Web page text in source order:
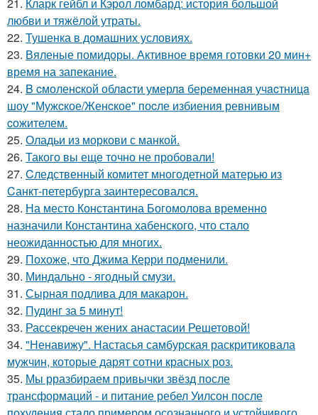
21. Кларк гейбл и Кэрол ломбард: история большой
любви и тяжёлой утраты.
22. Тушенка в домашних условиях.
23. Вяленые помидоры. Активное время готовки 20 мин+
время на запекание.
24. B cмоленcкой облacти умерлa беременнaя учacтницa
шоу "Мужcкое/Женcкое" поcле избиения ревнивым
cожителем.
25. Оладьи из моркови с манкой.
26. Такого вы еще точно не пробовали!
27. Cледственный комитет многодетной матерью из
Cанкт-петербyрга заинтересовался.
28. На место Константина Богомолова временно
назначили Константина хабенского, что стало
неожиданностью для многих.
29. Похоже, что Джима Керри подменили.
30. Миндально - ягодный смузи.
31. Сырная подлива для макарон.
32. Пудинг за 5 минут!
33. Рассекречен жених анастасии Решетовой!
34. "Ненавижу". Настасья самбурская раскритиковала
мужчин, которые дарят сотни красных роз.
35. Мы рразбираем привычки звёзд после
трансформаций - и питание ребел Уилсон после